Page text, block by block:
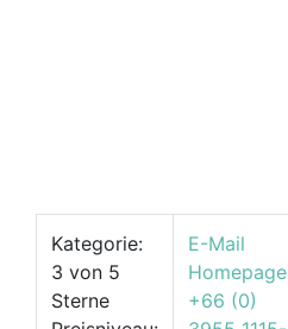
Kategorie:
3 von 5
Sterne
E-Mail
Homepage
+66 (0)